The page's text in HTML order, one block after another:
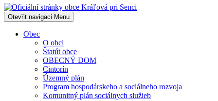
Otevřit navigaci Menu
Obec
O obci
Štatút obce
OBECNÝ DOM
Cintorín
Územný plán
Program hospodárskeho a sociálneho rozvoja
Komunitný plán sociálnych služieb